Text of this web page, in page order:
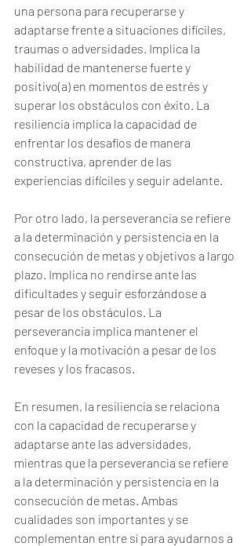
una persona para recuperarse y
adaptarse frente a situaciones difíciles,
traumas o adversidades. Implica la
habilidad de mantenerse fuerte y
positivo(a) en momentos de estrés y
superar los obstáculos con éxito. La
resiliencia implica la capacidad de
enfrentar los desafíos de manera
constructiva, aprender de las
experiencias difíciles y seguir adelante.
Por otro lado, la perseverancia se refiere
a la determinación y persistencia en la
consecución de metas y objetivos a largo
plazo. Implica no rendirse ante las
dificultades y seguir esforzándose a
pesar de los obstáculos. La
perseverancia implica mantener el
enfoque y la motivación a pesar de los
reveses y los fracasos.
En resumen, la resiliencia se relaciona
con la capacidad de recuperarse y
adaptarse ante las adversidades,
mientras que la perseverancia se refiere
a la determinación y persistencia en la
consecución de metas. Ambas
cualidades son importantes y se
complementan entre sí para ayudarnos a